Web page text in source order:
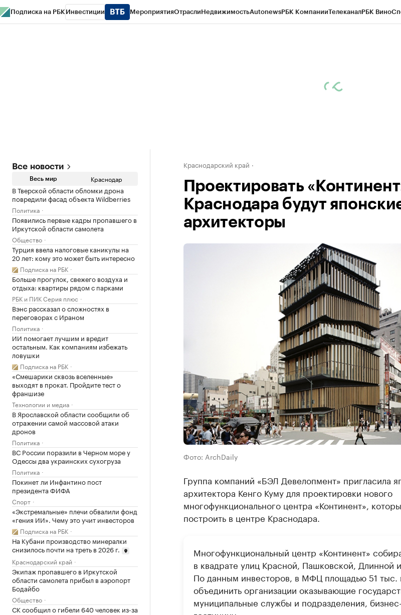
Подписка на РБК Инвестиции МероприятияОтраслиНедвижимостьAutonewsРБК КомпанииТелеканалРБК Вино
Все новости
Весь мир Краснодар
В Тверской области обломки дрона
повредили фасад объекта Wildberries
Политика
Появились первые кадры пропавшего в
Иркутской области самолета
Общество
Турция ввела налоговые каникулы на
20 лет: кому это может быть интересно
Подписка на РБК
Больше прогулок, свежего воздуха и
отдыха: квартиры рядом с парками
РБК и ПИК Серия плюс
Вэнс рассказал о сложностях в
переговорах с Ираном
Политика
ИИ помогает лучшим и вредит
остальным. Как компаниям избежать
ловушки
Подписка на РБК
«Смешарики сквозь вселенные»
выходят в прокат. Пройдите тест о
франшизе
Технологии и медиа
В Ярославской области сообщили об
отражении самой массовой атаки
дронов
Политика
ВС России поразили в Черном море у
Одессы два украинских сухогруза
Политика
Покинет ли Инфантино пост
президента ФИФА
Спорт
«Экстремальные» плечи обвалили фонд
«гения ИИ». Чему это учит инвесторов
Подписка на РБК
На Кубани производство минералки
снизилось почти на треть в 2026 г.
Краснодарский край
Экипаж пропавшего в Иркутской
области самолета прибыл в аэропорт
Бодайбо
Общество
СК сообщил о гибели 640 человек из-за
Краснодарский край
Проектировать
Краснодара будут
архитекторы
Фото: ArchDaily
Группа компаний «БЭЛ Девелопмент» пригласила
архитектора Кенго Куму для проектировки нового
многофункционального центра «Континент»,
построить в центре Краснодара.
Многофункциональный центр «Континент»
в квадрате улиц Красной, Пашковской, Длинной
По данным инвесторов, в МФЦ площадью 51 тыс.
объединить организации оказывающие
муниципальные службы и подразделения,